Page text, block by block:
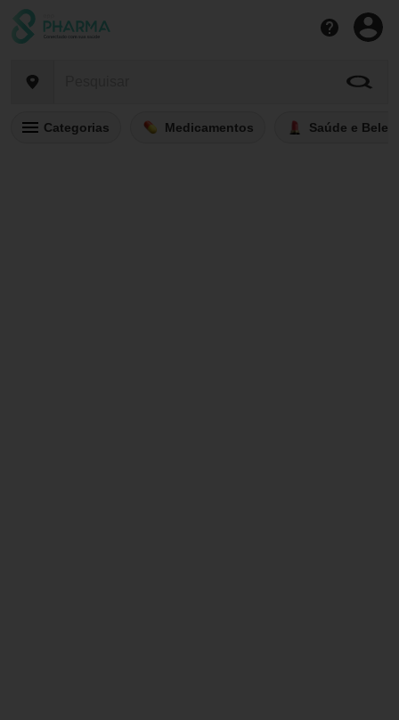
Categorias Medicamentos Saúde e